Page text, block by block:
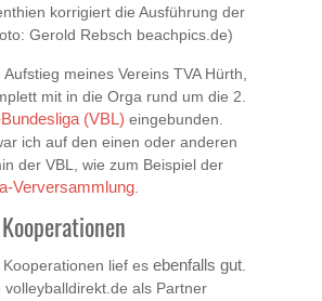
korrigiert die Ausführung der
Gerold Rebsch beachpics.de)
Aufstieg meines Vereins TVA Hürth,
mit in die Orga rund um die 2.
(VBL) eingebunden.
ich auf den einen oder anderen
der VBL, wie zum Beispiel der
Verversammlung.
lief es ebenfalls gut.
volleyballdirekt.de als Partner